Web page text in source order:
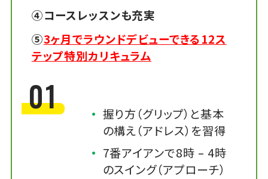
④コースレッスンも充実
⑤3ヶ月でラウンドデビューできる12ス
テップ特別カリキュラム
01
握り方（グリップ）と基本
の構え（アドレス）を習得
7番アイアンで8時 – 4時
のスイング（アプローチ）